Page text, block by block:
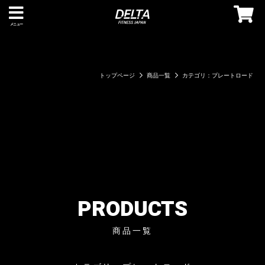
メニュー
トップページ 商品一覧 カテゴリ：プレートロード
PRODUCTS
商品一覧